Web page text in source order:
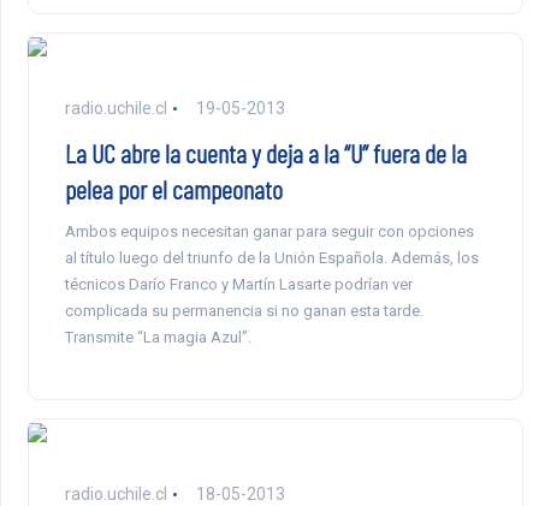
radio.uchile.cl 19-05-2013
La UC abre la cuenta y deja a la “U” fuera de la
pelea por el campeonato
Ambos equipos necesitan ganar para seguir con opciones
al título luego del triunfo de la Unión Española. Además, los
técnicos Darío Franco y Martín Lasarte podrían ver
complicada su permanencia si no ganan esta tarde.
Transmite “La magia Azul”.
radio.uchile.cl 18-05-2013